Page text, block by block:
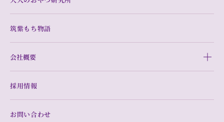
筑紫もち物語
会社概要
採用情報
お問い合わせ